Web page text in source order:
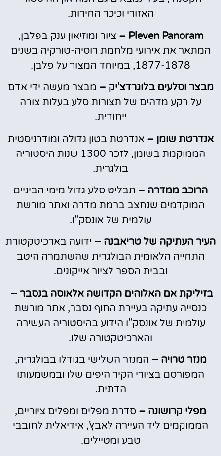
האזורי וכיכר החירות.
Pleven Panoram –
ציור ומוזיאון ענק בפלבן,
המתאר את אירועי מלחמת רוסיה-טורקיה בשנים
1877-1878, במיוחד המצור על פלבן.
מבצר וסלעים בלוגרדצ'יק – מבצר מעשה ידי אדם
על רקע מדהים של תצורות סלע בעלות צורה
ייחודית.
אנדרטת שומן – אנדרטת בטון גדולה ומודרניסטית
הממוקמת בשומן, לזכר 1300 שנות היסטוריה
בולגרית.
הרוכב ממדרה – תבליט סלע גדול מימי הביניים
המוקדמים שנחצב ברמת מדרה ואתר מורשת
עולמית של אונסק"ו.
העיר העתיקה של טריאבנה – ידועה בארכיטקטורת
התחייה הלאומית הבולגרית שהשתמרה היטב
ובבית הספר לציור אייקונים.
בזיליקת אם האלוהים הקדושה אלאוסה בנסבר –
כנסייה עתיקה בעיירת החוף נסבר, אתר מורשת
עולמית של אונסק"ו הידוע בהיסטוריה העשירה
והארכיטקטורה שלו.
מנזר טרויה – המנזר השלישי בגודלו בבולגריה,
המפורסם בציורי הקיר היפים שלו ובמשמעותו
הדתית.
מפלי קרושונה – סדרת מפלים ומפלים ציוריים,
הממוקמים ליד העיירה לאבץ', אידיאלית לחובבי
טבע ומטיילים.